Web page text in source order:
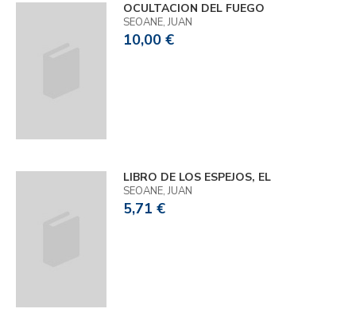
OCULTACION DEL FUEGO
SEOANE, JUAN
10,00 €
LIBRO DE LOS ESPEJOS, EL
SEOANE, JUAN
5,71 €